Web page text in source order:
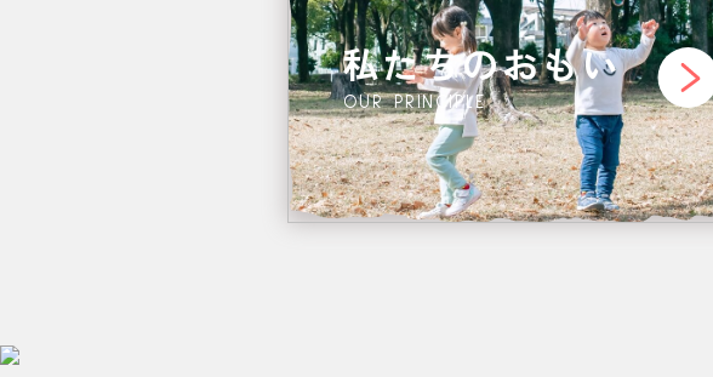
私たちのおもい
OUR PRINCIPLE